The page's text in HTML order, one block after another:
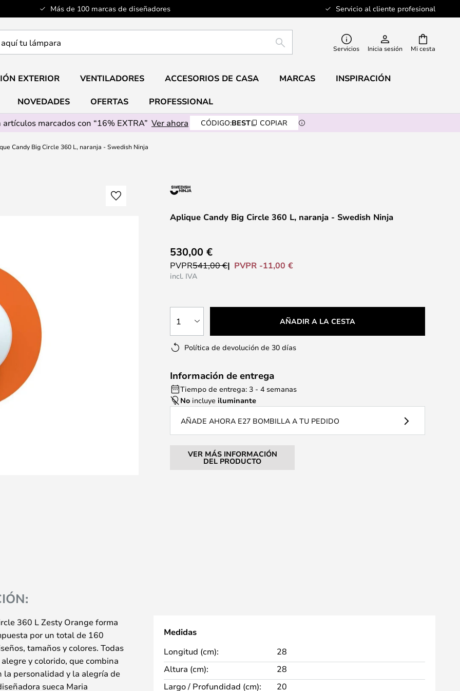
Más de 100 marcas de diseñadores Servicio al cliente profesional
Mi cesta
BUSCAR Servicios Inicia sesión
EXTERIOR VENTILADORES ACCESORIOS DE CASA MARCAS INSPIRACIÓN
NOVEDADES OFERTAS
PROFESSIONAL
artículos marcados con “16% EXTRA” Ver ahora CÓDIGO:BEST COPIAR
Candy Big Circle 360 L, naranja - Swedish Ninja
Aplique Candy Big Circle 360 L, naranja - Swedish Ninja
530,00 €
PVPR541,00 € PVPR -11,00 €
incl. IVA
1 AÑADIR A LA CESTA
Política de devolución de 30 días
Información de entrega
Tiempo de entrega: 3 - 4 semanas
No incluyeiluminante
AÑADE AHORA E27 BOMBILLA A TU PEDIDO
VER MÁS INFORMACIÓN
DEL PRODUCTO
360 L Zesty Orange forma
por un total de 160
tamaños y colores. Todas
y colorido, que combina
la personalidad y la alegría de
sueca Maria
Medidas
Longitud (cm):
28
Altura (cm):
28
Largo / Profundidad (cm):
20